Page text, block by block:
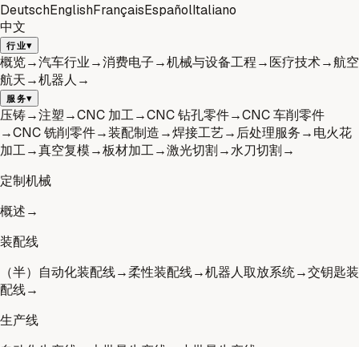
DeutschEnglishFrançaisEspañolItaliano
中文
行业▾
概览→汽车行业→消费电子→机械与设备工程→医疗技术→航空
航天→机器人 →
服务▾
压铸→注塑→CNC 加工→CNC 钻孔零件→CNC 车削零件
→CNC 铣削零件→装配制造→焊接工艺→ 后处理服务→电火花
加工→真空复模→板材加工→激光切割→水刀切割→
定制机械
概述→
装配线
（半）自动化装配线→柔性装配线→机器人取放系统→交钥匙装
配线→
生产线